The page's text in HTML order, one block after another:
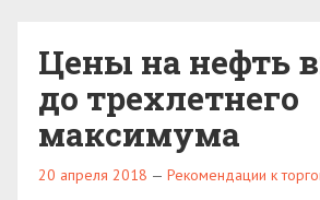
Цены на нефть
до трехлетнего
максимума
20 апреля 2018 — Рекомендации к